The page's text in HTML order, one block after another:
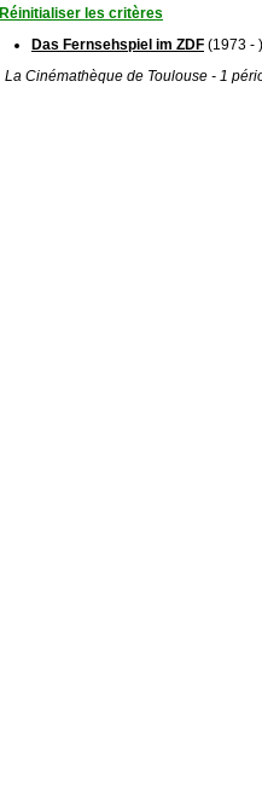
Réinitialiser les critères
Das Fernsehspiel im ZDF (1973 - )
La Cinémathèque de Toulouse - 1